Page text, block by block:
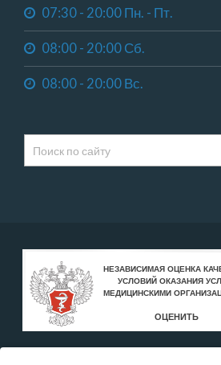
07:30 - 20:00 Пн. - Пт.
08:00 - 20:00 Сб.
08:00 - 20:00 Вс.